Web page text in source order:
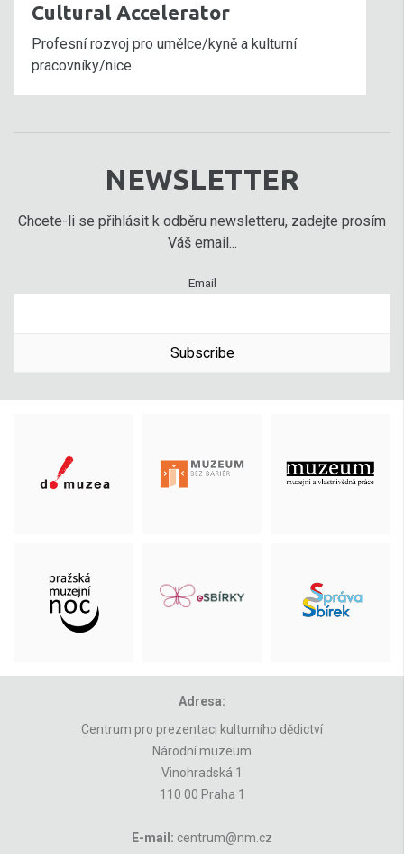
Cultural Accelerator
Profesní rozvoj pro umělce/kyně a kulturní
pracovníky/nice.
NEWSLETTER
Chcete-li se přihlásit k odběru newsletteru, zadejte prosím
Váš email...
Email
Subscribe
Adresa:
Centrum pro prezentaci kulturního dědictví
Národní muzeum
Vinohradská 1
110 00 Praha 1
E-mail: centrum@nm.cz